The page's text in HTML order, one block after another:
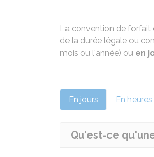
La convention de forfait
de la durée légale ou
mois ou l'année) ou en
En jours En heures
Qu'est-ce